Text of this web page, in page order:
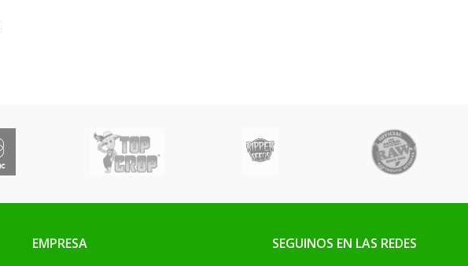
EMPRESA SEGUINOS EN LAS REDES